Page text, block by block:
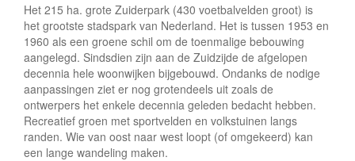
Het 215 ha. grote Zuiderpark (430 voetbalvelden groot) is
het grootste stadspark van Nederland. Het is tussen 1953 en
1960 als een groene schil om de toenmalige bebouwing
aangelegd. Sindsdien zijn aan de Zuidzijde de afgelopen
decennia hele woonwijken bijgebouwd. Ondanks de nodige
aanpassingen ziet er nog grotendeels uit zoals de
ontwerpers het enkele decennia geleden bedacht hebben.
Recreatief groen met sportvelden en volkstuinen langs
randen. Wie van oost naar west loopt (of omgekeerd) kan
een lange wandeling maken.